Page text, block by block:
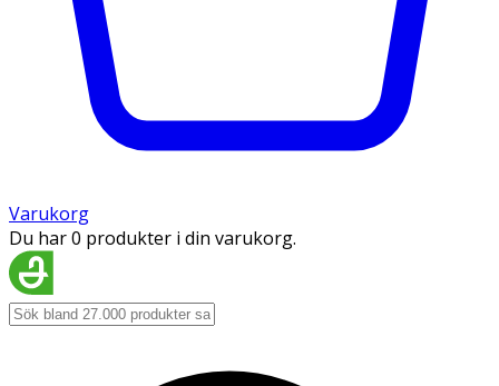
Varukorg
Du har 0 produkter i din varukorg.